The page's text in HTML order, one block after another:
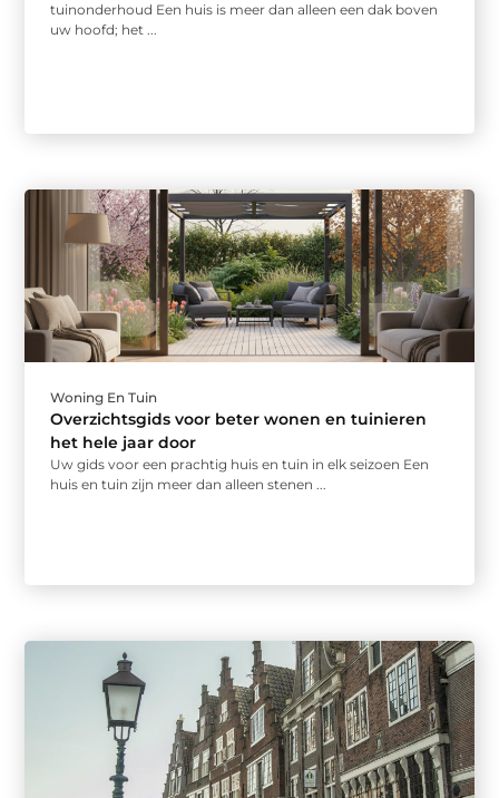
tuinonderhoud Een huis is meer dan alleen een dak boven
uw hoofd; het ...
Woning En Tuin
Overzichtsgids voor beter wonen en tuinieren
het hele jaar door
Uw gids voor een prachtig huis en tuin in elk seizoen Een
huis en tuin zijn meer dan alleen stenen ...